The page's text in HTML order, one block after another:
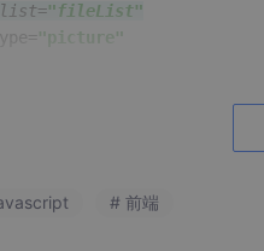
"fileList"
"picture"
行图片校验
# 前端